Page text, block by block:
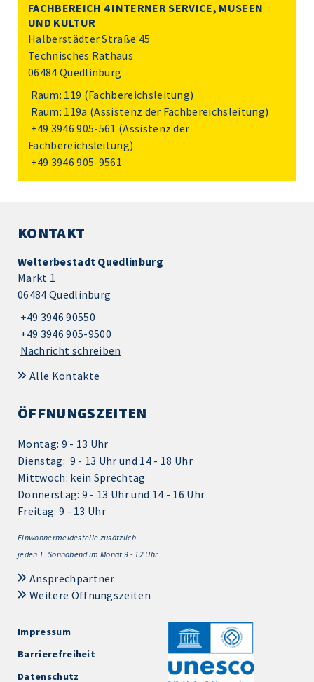
FACHBEREICH 4 INTERNER SERVICE, MUSEEN
UND KULTUR
Halberstädter Straße 45
Technisches Rathaus
06484 Quedlinburg
Raum: 119 (Fachbereichsleitung)
Raum: 119a (Assistenz der Fachbereichsleitung)
+49 3946 905-561 (Assistenz der
Fachbereichsleitung)
+49 3946 905-9561
KONTAKT
Welterbestadt Quedlinburg
Markt 1
06484 Quedlinburg
+49 3946 90550
+49 3946 905-9500
Nachricht schreiben
Alle Kontakte
ÖFFNUNGSZEITEN
Montag: 9 - 13 Uhr
Dienstag: 9 - 13 Uhr und 14 - 18 Uhr
Mittwoch: kein Sprechtag
Donnerstag: 9 - 13 Uhr und 14 - 16 Uhr
Freitag: 9 - 13 Uhr
Einwohnermeldestelle zusätzlich
jeden 1. Sonnabend im Monat 9 - 12 Uhr
Ansprechpartner
Weitere Öffnungszeiten
Impressum
Barrierefreiheit
Datenschutz